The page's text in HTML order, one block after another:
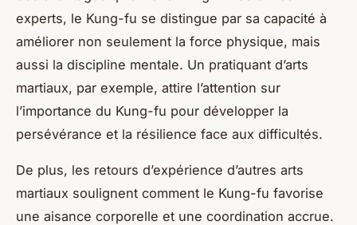
experts, le Kung-fu se distingue par sa capacité à
améliorer non seulement la force physique, mais
aussi la discipline mentale. Un pratiquant d’arts
martiaux, par exemple, attire l’attention sur
l’importance du Kung-fu pour développer la
persévérance et la résilience face aux difficultés.
De plus, les retours d’expérience d’autres arts
martiaux soulignent comment le Kung-fu favorise
une aisance corporelle et une coordination accrue.